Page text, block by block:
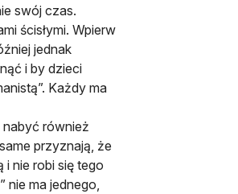
swój czas.
ścisłymi. Wpierw
jednak
i by dzieci
Każdy ma
nabyć również
przyznają, że
nie robi się tego
ma jednego,